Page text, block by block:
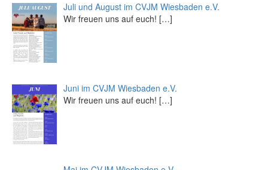
Juli und August im CVJM Wiesbaden e.V.
Wir freuen uns auf euch! […]
Juni im CVJM Wiesbaden e.V.
Wir freuen uns auf euch! […]